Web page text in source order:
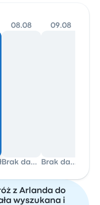
08.08
Brak danych
09.08
Brak danych
z Arlanda do
wyszukana i